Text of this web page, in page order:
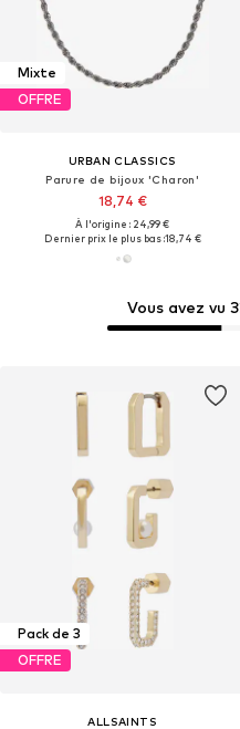
Mixte
OFFRE
URBAN CLASSICS
Parure de bijoux 'Charon'
18,74 €
À l'origine : 24,99 €
Dernier prix le plus bas :18,74 €
Vous avez vu
Pack de 3
OFFRE
ALLSAINTS